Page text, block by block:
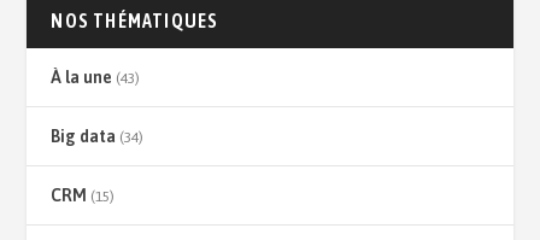
NOS THÉMATIQUES
À la une (43)
Big data (34)
CRM (15)